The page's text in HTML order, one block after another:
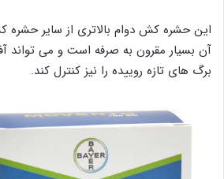
این حشره کش دوام بالاتری از سایر حشره
آن بسیار مقرون به صرفه است و می تواند
برگ های تازه روییده را نیز کنترل کند.